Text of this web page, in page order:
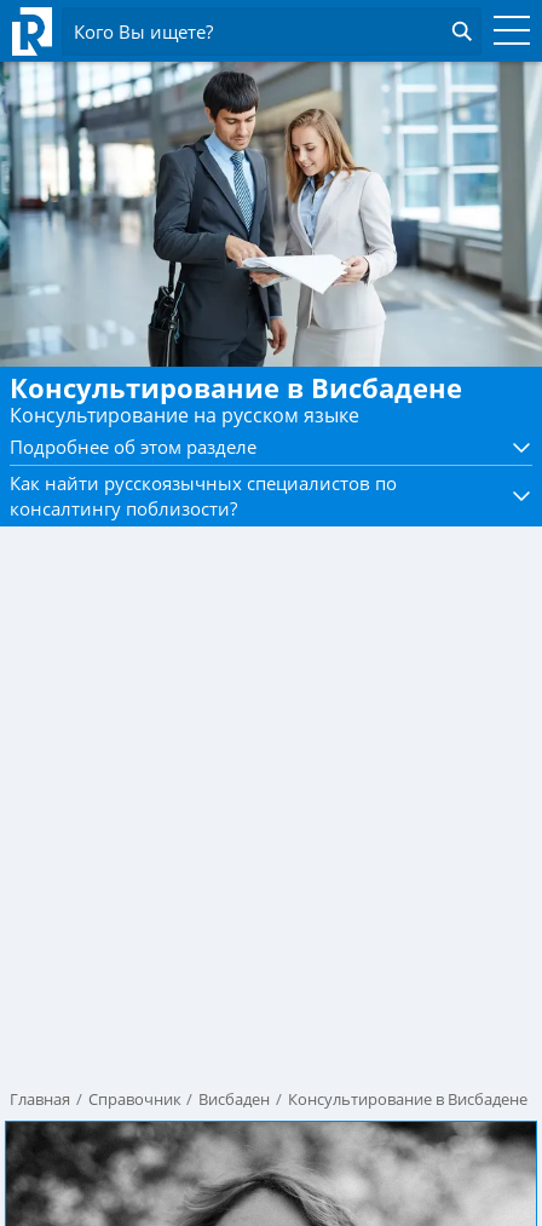
Кого Вы ищете?
Консультирование в Висбадене
Консультирование на русском языке
Подробнее об этом разделе
Как найти русскоязычных специалистов по
консалтингу поблизости?
Главная Справочник Висбаден Консультирование в Висбадене